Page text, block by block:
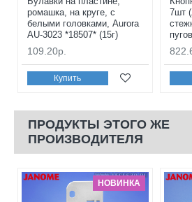
ромашка, на круге, с
белыми головками, Aurora
AU-3023 *18507* (15г)
109.20р.
Купить
7шт
ПРОДУКТЫ ЭТОГО ЖЕ
ПРОИЗВОДИТЕЛЯ
НОВИНКА